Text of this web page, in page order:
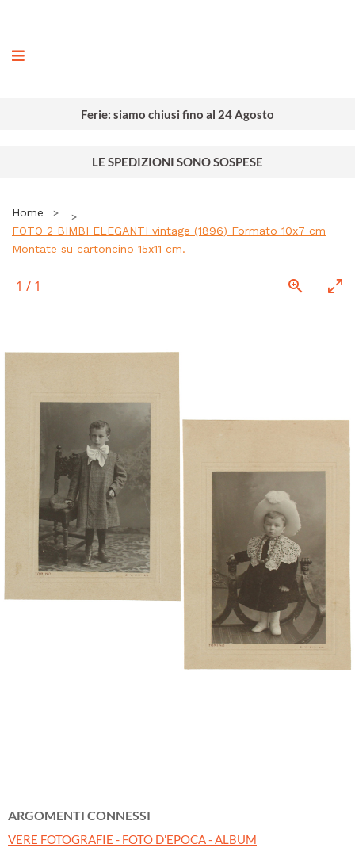
Ferie: siamo chiusi fino al 24 Agosto
LE SPEDIZIONI SONO SOSPESE
Home
FOTO 2 BIMBI ELEGANTI vintage (1896) Formato 10x7 cm
Montate su cartoncino 15x11 cm.
1 / 1
ARGOMENTI CONNESSI
VERE FOTOGRAFIE - FOTO D'EPOCA - ALBUM